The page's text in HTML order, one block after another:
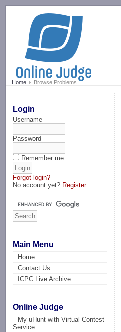
Home Browse Problems
Login
Username
Password
Remember me
Forgot login?
No account yet? Register
Main Menu
Home
Contact Us
ICPC Live Archive
Online Judge
My uHunt with Virtual Contest
Service